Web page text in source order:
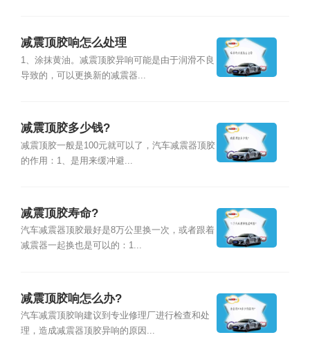
减震顶胶响怎么处理
1、涂抹黄油。减震顶胶异响可能是由于润滑不良
导致的，可以更换新的减震器...
减震顶胶多少钱?
减震顶胶一般是100元就可以了，汽车减震器顶胶
的作用：1、是用来缓冲避...
减震顶胶寿命?
汽车减震器顶胶最好是8万公里换一次，或者跟着
减震器一起换也是可以的：1...
减震顶胶响怎么办?
汽车减震顶胶响建议到专业修理厂进行检查和处
理，造成减震器顶胶异响的原因...